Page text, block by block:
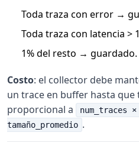
Toda traza con error →
Toda traza con latencia >
1% del resto → guardado.
Costo: el collector debe
un trace en buffer hasta
proporcional a
num_traces
tamaño_promedio .